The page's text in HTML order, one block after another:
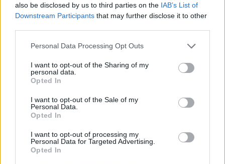
also be disclosed by us to third parties on the IAB’s List of
Downstream Participants that may further disclose it to other
Personal Data Processing Opt Outs
I want to opt-out of the Sharing of my
personal data.
Opted In
I want to opt-out of the Sale of my
Personal Data.
Opted In
I want to opt-out of processing my
Personal Data for Targeted Advertising.
Opted In
Novo Bugatti Destrier mostra que o W16
ainda não acabou
VIRGILIO MACHADO 06/08/2026